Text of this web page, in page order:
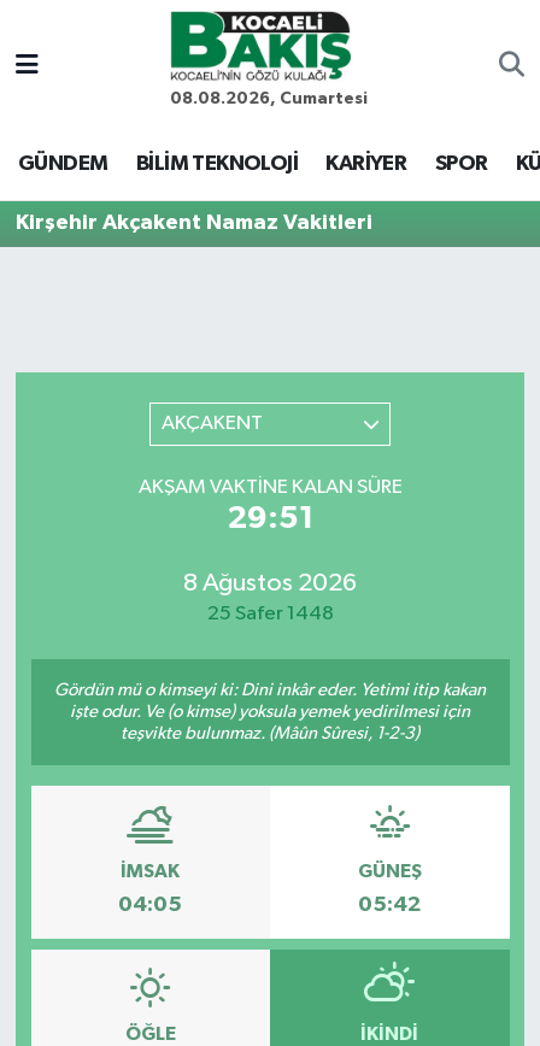
08.08.2026, Cumartesi
GÜNDEM BİLİM TEKNOLOJİ KARİYER SPOR
Kirşehir Akçakent Namaz Vakitleri
AKÇAKENT
AKŞAM VAKTINE KALAN SÜRE
29:51
8 Ağustos 2026
25 Safer 1448
Gördün mü o kimseyi ki: Dini inkâr eder. Yetimi itip kakan
işte odur. Ve (o kimse) yoksula yemek yedirilmesi için
teşvikte bulunmaz. (Mâûn Sûresi, 1-2-3)
İMSAK
04:05
GÜNEŞ
05:42
ÖĞLE İKINDI
Kocaeli Nöbetçi Eczaneler
Kocaeli Hava Durumu
Kocaeli Trafik Yoğunluk Haritası
Son Dakika Haberleri